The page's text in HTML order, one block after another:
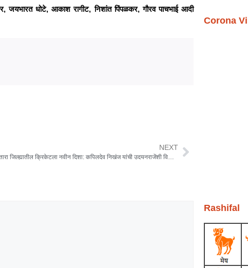
जयभारत धोटे, आकाश रागीट, निशांत पिंपळकर, गौरव पाचभाई आदी
NEXT
Corona
Rashifal